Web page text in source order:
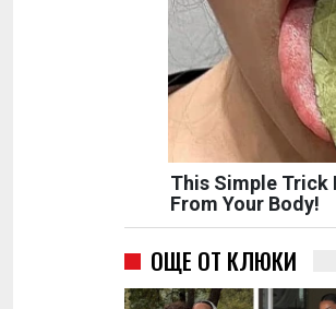
This Simple Trick
From Your Body!
ОЩЕ ОТ КЛЮКИ